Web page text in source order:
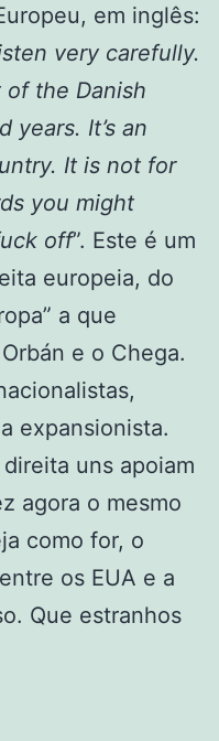
em inglês:
very carefully.
of the Danish
years. It’s an
It is not for
you might
off”. Este é um
europeia, do
a que
e o Chega.
expansionista.
uns apoiam
agora o mesmo
como for, o
os EUA e a
Que estranhos